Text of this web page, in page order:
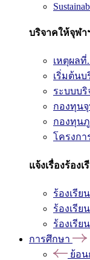
บริจาคให้จุฬา
เหตุผลที่
เริ่มต้นบ
ระบบบ
กองทุน
กองทุน
โครงก
แจ้งเรื่องร้อง
ร้องเรี
ร้องเรี
ร้องเรี
การศึกษา
ย้อ